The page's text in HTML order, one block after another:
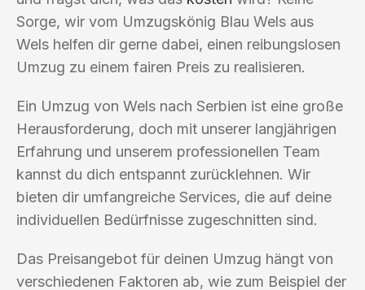
Sorge, wir vom Umzugskönig Blau Wels aus
Wels helfen dir gerne dabei, einen reibungslosen
Umzug zu einem fairen Preis zu realisieren.
Ein Umzug von Wels nach Serbien ist eine große
Herausforderung, doch mit unserer langjährigen
Erfahrung und unserem professionellen Team
kannst du dich entspannt zurücklehnen. Wir
bieten dir umfangreiche Services, die auf deine
individuellen Bedürfnisse zugeschnitten sind.
Das Preisangebot für deinen Umzug hängt von
verschiedenen Faktoren ab, wie zum Beispiel der